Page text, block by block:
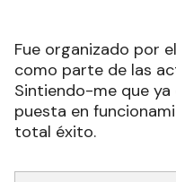
Fue organizado por
como parte de las
Sintiendo-me que
puesta en
total éxito.